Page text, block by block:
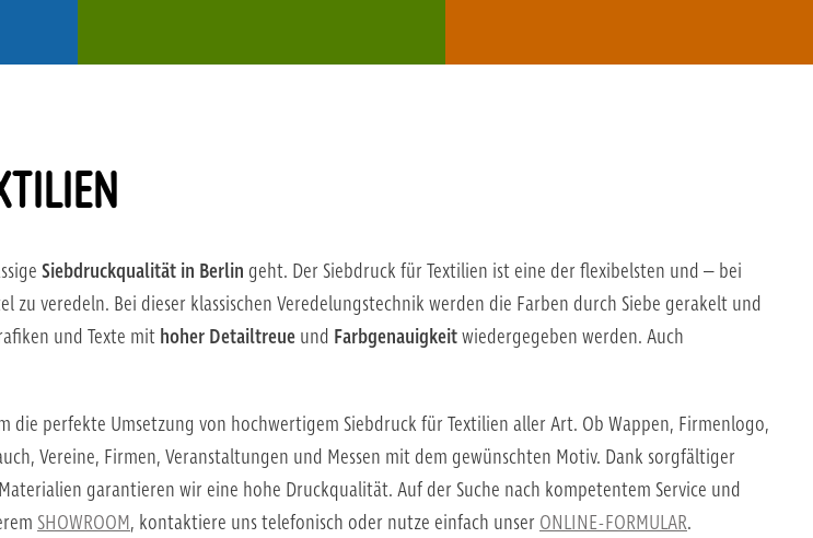
Siebdruckqualität in Berlin geht. Der Siebdruck für Textilien ist eine der flexibelsten und – bei
veredeln. Bei dieser klassischen Veredelungstechnik werden die Farben durch Siebe gerakelt und
und Texte mit hoher Detailtreue und Farbgenauigkeitwiedergegeben werden. Auch
perfekte Umsetzung von hochwertigem Siebdruck für Textilien aller Art. Ob Wappen, Firmenlogo,
Vereine, Firmen, Veranstaltungen und Messen mit dem gewünschten Motiv. Dank sorgfältiger
garantieren wir eine hohe Druckqualität. Auf der Suche nach kompetentem Service und
SHOWROOM, kontaktiere uns telefonisch oder nutze einfach unser ONLINE-FORMULAR.